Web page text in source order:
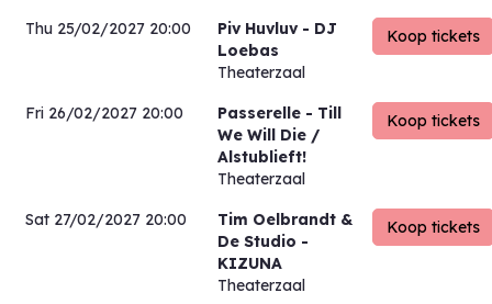
Thu 25/02/2027 20:00 Piv Huvluv - DJ
Loebas
Theaterzaal
Fri 26/02/2027 20:00 Passerelle - Till
We Will Die /
Alstublieft!
Theaterzaal
Sat 27/02/2027 20:00
Tim Oelbrandt &
De Studio -
KIZUNA
Theaterzaal